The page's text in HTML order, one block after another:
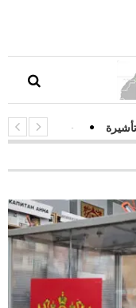
- قفزة نوعية في التحول